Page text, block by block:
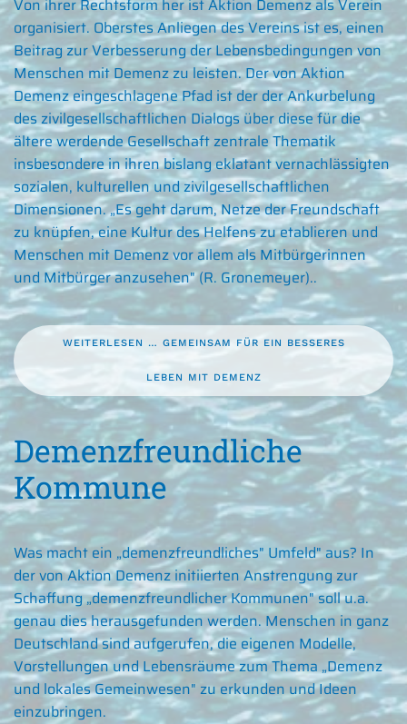
Von ihrer Rechtsform her ist Aktion Demenz als Verein
organisiert. Oberstes Anliegen des Vereins ist es, einen
Beitrag zur Verbesserung der Lebensbedingungen von
Menschen mit Demenz zu leisten. Der von Aktion
Demenz eingeschlagene Pfad ist der der Ankurbelung
des zivilgesellschaftlichen Dialogs über diese für die
ältere werdende Gesellschaft zentrale Thematik
insbesondere in ihren bislang eklatant vernachlässigten
sozialen, kulturellen und zivilgesellschaftlichen
Dimensionen. „Es geht darum, Netze der Freundschaft
zu knüpfen, eine Kultur des Helfens zu etablieren und
Menschen mit Demenz vor allem als Mitbürgerinnen
und Mitbürger anzusehen" (R. Gronemeyer)..
WEITERLESEN … GEMEINSAM FÜR EIN BESSERES
LEBEN MIT DEMENZ
Demenzfreundliche
Kommune
Was macht ein „demenzfreundliches" Umfeld" aus? In
der von Aktion Demenz initiierten Anstrengung zur
Schaffung „demenzfreundlicher Kommunen" soll u.a.
genau dies herausgefunden werden. Menschen in ganz
Deutschland sind aufgerufen, die eigenen Modelle,
Vorstellungen und Lebensräume zum Thema „Demenz
und lokales Gemeinwesen" zu erkunden und Ideen
einzubringen.